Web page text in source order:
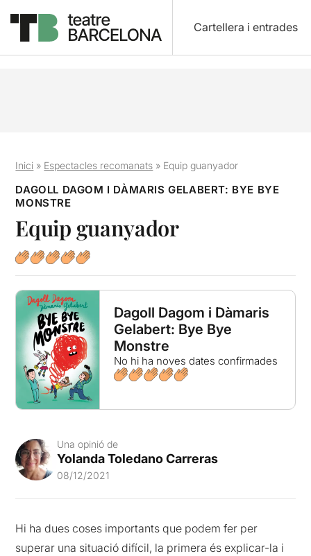
Cartellera i entrades
Inici » Espectacles recomanats » Equip guanyador
DAGOLL DAGOM I DÀMARIS GELABERT: BYE BYE
MONSTRE
Equip guanyador
Dagoll Dagom i Dàmaris
Gelabert: Bye Bye
Monstre
No hi ha noves dates confirmades
Una opinió de
Yolanda Toledano Carreras
08/12/2021
Hi ha dues coses importants que podem fer per
superar una situació difícil, la primera és explicar-la i